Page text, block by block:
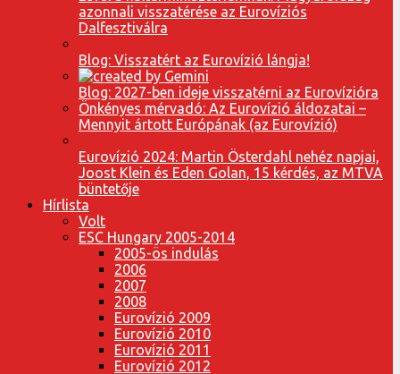
azonnali visszatérése az Eurovíziós
Dalfesztiválra
Blog: Visszatért az Eurovízió lángja!
Blog: 2027-ben ideje visszatérni az Eurovízióra
Önkényes mérvadó: Az Eurovízió áldozatai –
Mennyit ártott Európának (az Eurovízió)
Eurovízió 2024: Martin Österdahl nehéz napjai,
Joost Klein és Eden Golan, 15 kérdés, az MTVA
büntetője
Hírlista
Volt
ESC Hungary 2005-2014
2005-ös indulás
2006
2007
2008
Eurovízió 2009
Eurovízió 2010
Eurovízió 2011
Eurovízió 2012